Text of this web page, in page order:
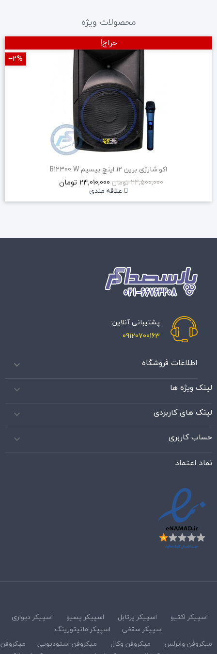
محصولات ویژه
اکو شارژی برین 12 اینچ بیسیم B12300 W
24,500,000 تومان
24,010,000 تومان
علاقه مندی
حراج!
‎−2%
پشتیبانی آنلاین:
09120700163
اطلاعات فروشگاه 
لینک ویژه ها 
لینک های کاربردی 
حساب کاربری 
نماد اعتماد
اسپیکر اکتیو اسپیکر پرتابل اسپیکر پسیو
اسپیکر دیواری
اسپیکر سقفی
اسپیکر مانیتورینگ
میکروفن وایرلس
میکروفن وکال میکروفن استودیویی
میکروفن